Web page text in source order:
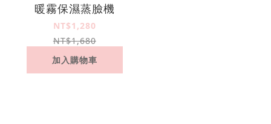
暖霧保濕蒸臉機
NT$1,280
NT$1,680
加入購物車